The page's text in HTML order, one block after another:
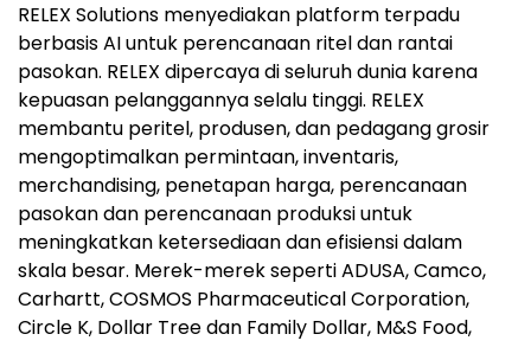
RELEX Solutions menyediakan platform terpadu
berbasis AI untuk perencanaan ritel dan rantai
pasokan. RELEX dipercaya di seluruh dunia karena
kepuasan pelanggannya selalu tinggi. RELEX
membantu peritel, produsen, dan pedagang grosir
mengoptimalkan permintaan, inventaris,
merchandising, penetapan harga, perencanaan
pasokan dan perencanaan produksi untuk
meningkatkan ketersediaan dan efisiensi dalam
skala besar. Merek-merek seperti ADUSA, Camco,
Carhartt, COSMOS Pharmaceutical Corporation,
Circle K, Dollar Tree dan Family Dollar, M&S Food,